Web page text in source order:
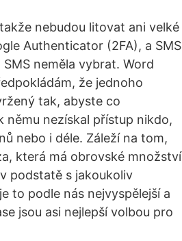
nebudou litovat ani velké
Authenticator (2FA), a SMS
neměla vybrat. Word
že jednoho
tak, abyste co
němu nezískal přístup nikdo,
nebo i déle. Záleží na tom,
která má obrovské množství
podstatě s jakoukoliv
to podle nás nejvyspělejší a
jsou asi nejlepší volbou pro